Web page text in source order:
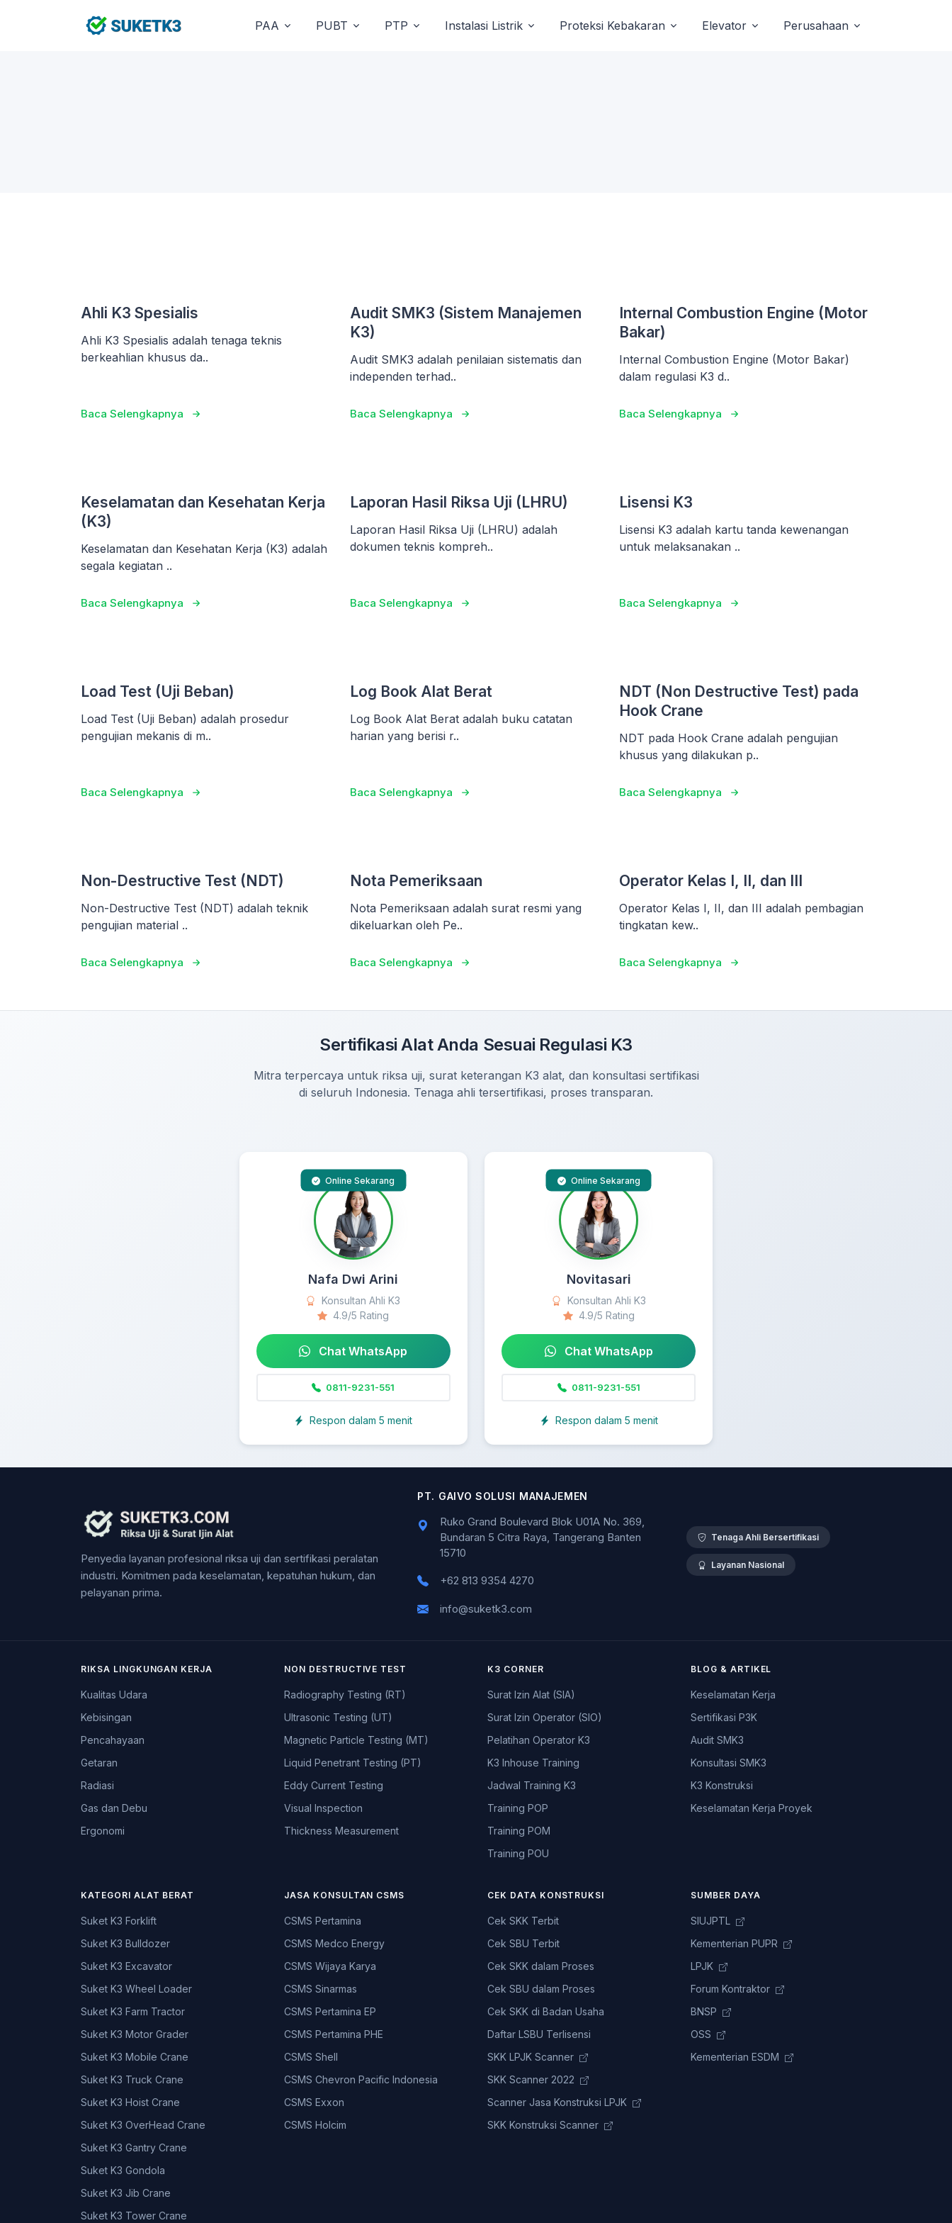
PAA PUBT PTP Instalasi Listrik Proteksi Kebakaran Elevator Perusahaan
Ahli K3 Spesialis
Ahli K3 Spesialis adalah tenaga teknis
berkeahlian khusus da..
Baca Selengkapnya
Audit SMK3 (Sistem Manajemen
K3)
Audit SMK3 adalah penilaian sistematis dan
independen terhad..
Baca Selengkapnya
Internal Combustion Engine (Motor
Bakar)
Internal Combustion Engine (Motor Bakar)
dalam regulasi K3 d..
Baca Selengkapnya
Keselamatan dan Kesehatan Kerja
(K3)
Keselamatan dan Kesehatan Kerja (K3) adalah
segala kegiatan ..
Baca Selengkapnya
Laporan Hasil Riksa Uji (LHRU)
Laporan Hasil Riksa Uji (LHRU) adalah
dokumen teknis kompreh..
Baca Selengkapnya
Lisensi K3
Lisensi K3 adalah kartu tanda kewenangan
untuk melaksanakan ..
Baca Selengkapnya
Load Test (Uji Beban)
Load Test (Uji Beban) adalah prosedur
pengujian mekanis di m..
Baca Selengkapnya
Log Book Alat Berat
Log Book Alat Berat adalah buku catatan
harian yang berisi r..
Baca Selengkapnya
NDT (Non Destructive Test) pada
Hook Crane
NDT pada Hook Crane adalah pengujian
khusus yang dilakukan p..
Baca Selengkapnya
Non-Destructive Test (NDT)
Non-Destructive Test (NDT) adalah teknik
pengujian material ..
Baca Selengkapnya
Nota Pemeriksaan
Nota Pemeriksaan adalah surat resmi yang
dikeluarkan oleh Pe..
Baca Selengkapnya
Operator Kelas I, II, dan III
Operator Kelas I, II, dan III adalah pembagian
tingkatan kew..
Baca Selengkapnya
Sertifikasi Alat Anda Sesuai Regulasi K3
Mitra terpercaya untuk riksa uji, surat keterangan K3 alat, dan konsultasi sertifikasi
di seluruh Indonesia. Tenaga ahli tersertifikasi, proses transparan.
Online Sekarang
Nafa Dwi Arini
Konsultan Ahli K3
4.9/5 Rating
Chat WhatsApp
0811-9231-551
Respon dalam 5 menit
Online Sekarang
Novitasari
Konsultan Ahli K3
4.9/5 Rating
Chat WhatsApp
0811-9231-551
Respon dalam 5 menit
Penyedia layanan profesional riksa uji dan sertifikasi peralatan
industri. Komitmen pada keselamatan, kepatuhan hukum, dan
pelayanan prima.
PT. GAIVO SOLUSI MANAJEMEN
Ruko Grand Boulevard Blok U01A No. 369,
Bundaran 5 Citra Raya, Tangerang Banten
15710
+62 813 9354 4270
info@suketk3.com
Tenaga Ahli Bersertifikasi
Layanan Nasional
RIKSA LINGKUNGAN KERJA
Kualitas Udara
Kebisingan
Pencahayaan
Getaran
Radiasi
Gas dan Debu
Ergonomi
NON DESTRUCTIVE TEST
Radiography Testing (RT)
Ultrasonic Testing (UT)
Magnetic Particle Testing (MT)
Liquid Penetrant Testing (PT)
Eddy Current Testing
Visual Inspection
Thickness Measurement
K3 CORNER
Surat Izin Alat (SIA)
Surat Izin Operator (SIO)
Pelatihan Operator K3
K3 Inhouse Training
Jadwal Training K3
Training POP
Training POM
Training POU
BLOG & ARTIKEL
Keselamatan Kerja
Sertifikasi P3K
Audit SMK3
Konsultasi SMK3
K3 Konstruksi
Keselamatan Kerja Proyek
KATEGORI ALAT BERAT
Suket K3 Forklift
Suket K3 Bulldozer
Suket K3 Excavator
Suket K3 Wheel Loader
Suket K3 Farm Tractor
Suket K3 Motor Grader
Suket K3 Mobile Crane
Suket K3 Truck Crane
Suket K3 Hoist Crane
Suket K3 OverHead Crane
Suket K3 Gantry Crane
Suket K3 Gondola
Suket K3 Jib Crane
Suket K3 Tower Crane
JASA KONSULTAN CSMS
CSMS Pertamina
CSMS Medco Energy
CSMS Wijaya Karya
CSMS Sinarmas
CSMS Pertamina EP
CSMS Pertamina PHE
CSMS Shell
CSMS Chevron Pacific Indonesia
CSMS Exxon
CSMS Holcim
CEK DATA KONSTRUKSI
Cek SKK Terbit
Cek SBU Terbit
Cek SKK dalam Proses
Cek SBU dalam Proses
Cek SKK di Badan Usaha
Daftar LSBU Terlisensi
SKK LPJK Scanner
SKK Scanner 2022
Scanner Jasa Konstruksi LPJK
SKK Konstruksi Scanner
SUMBER DAYA
SIUJPTL
Kementerian PUPR
LPJK
Forum Kontraktor
BNSP
OSS
Kementerian ESDM